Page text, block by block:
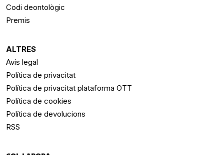
Codi deontològic
Premis
ALTRES
Avís legal
Política de privacitat
Política de privacitat plataforma OTT
Política de cookies
Política de devolucions
RSS